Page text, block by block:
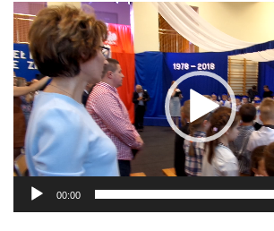
Odtwarzacz
video
00:00